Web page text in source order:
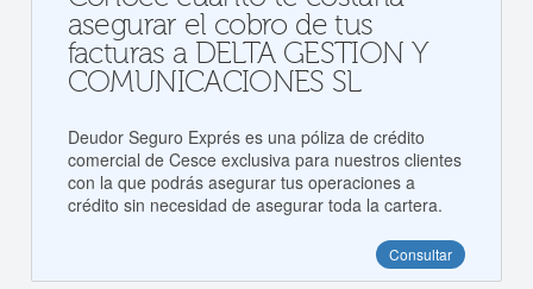
asegurar el cobro de tus
facturas a DELTA GESTION Y
COMUNICACIONES SL
Deudor Seguro Exprés es una póliza de crédito
comercial de Cesce exclusiva para nuestros clientes
con la que podrás asegurar tus operaciones a
crédito sin necesidad de asegurar toda la cartera.
Consultar